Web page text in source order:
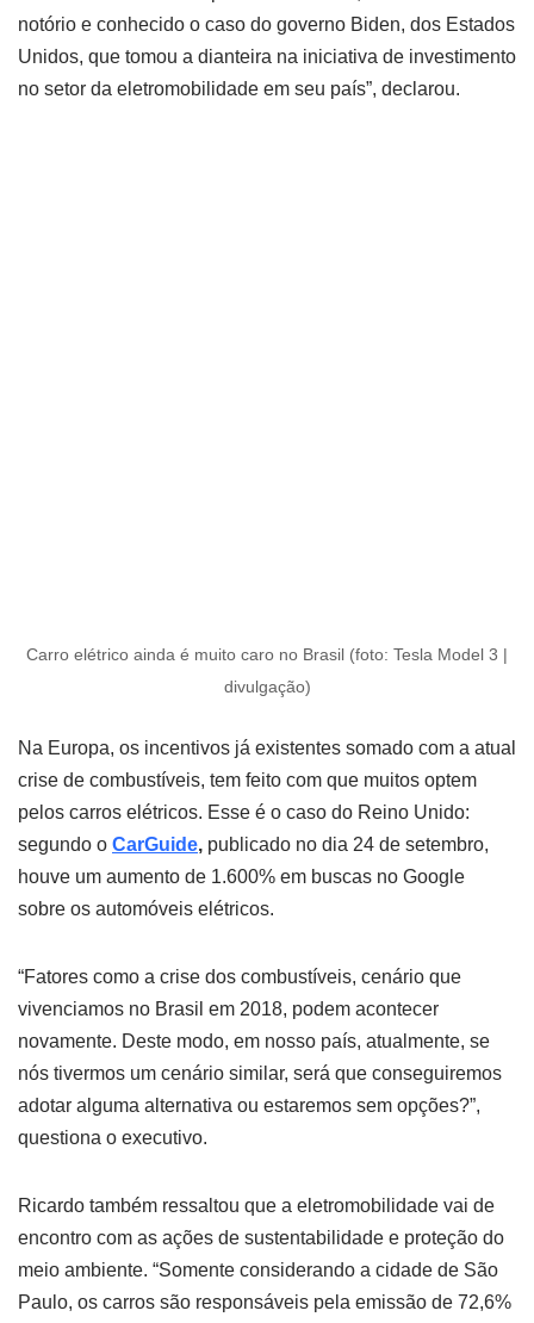
notório e conhecido o caso do governo Biden, dos Estados
Unidos, que tomou a dianteira na iniciativa de investimento
no setor da eletromobilidade em seu país”, declarou.
Carro elétrico ainda é muito caro no Brasil (foto: Tesla Model 3 |
divulgação)
Na Europa, os incentivos já existentes somado com a atual
crise de combustíveis, tem feito com que muitos optem
pelos carros elétricos. Esse é o caso do Reino Unido:
segundo o CarGuide, publicado no dia 24 de setembro,
houve um aumento de 1.600% em buscas no Google
sobre os automóveis elétricos.
“Fatores como a crise dos combustíveis, cenário que
vivenciamos no Brasil em 2018, podem acontecer
novamente. Deste modo, em nosso país, atualmente, se
nós tivermos um cenário similar, será que conseguiremos
adotar alguma alternativa ou estaremos sem opções?”,
questiona o executivo.
Ricardo também ressaltou que a eletromobilidade vai de
encontro com as ações de sustentabilidade e proteção do
meio ambiente. “Somente considerando a cidade de São
Paulo, os carros são responsáveis pela emissão de 72,6%